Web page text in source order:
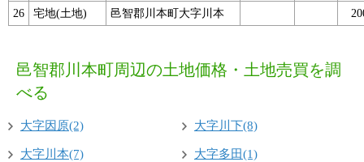
26
宅地(土地) 邑智郡川本町大字川本
邑智郡川本町周辺の土地価格・土地売買を調
べる
大字因原(2) 大字川下(8)
大字川本(7) 大字多田(1)